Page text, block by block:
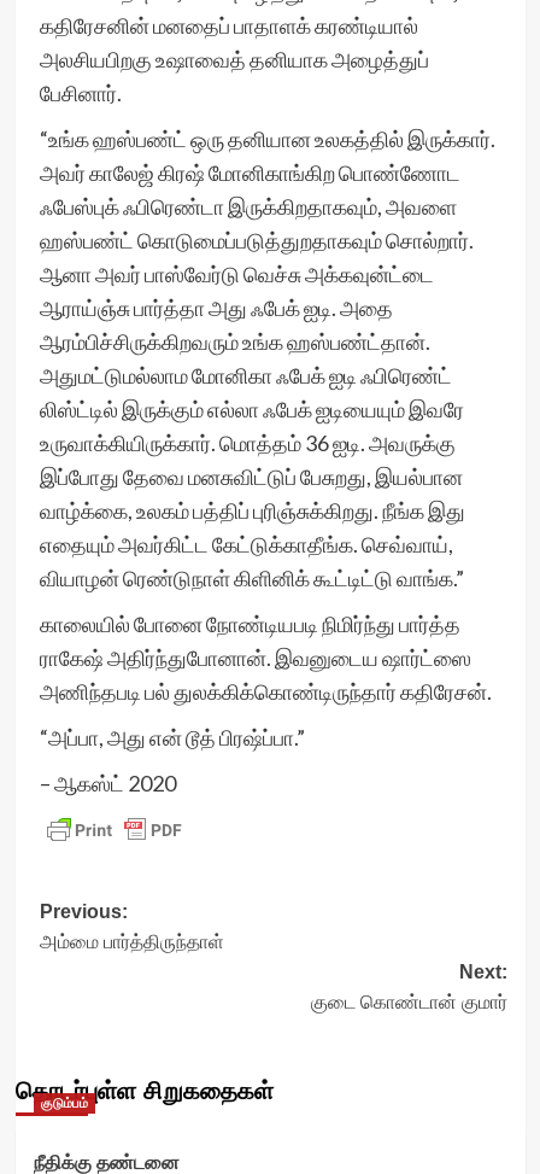
கதிரேசனின் மனதைப் பாதாளக் கரண்டியால்
அலசியபிறகு உஷாவைத் தனியாக அழைத்துப்
பேசினார்.
“உங்க ஹஸ்பண்ட் ஒரு தனியான உலகத்தில் இருக்கார்.
அவர் காலேஜ் கிரஷ் மோனிகாங்கிற பொண்ணோட
ஃபேஸ்புக் ஃபிரெண்டா இருக்கிறதாகவும், அவளை
ஹஸ்பண்ட் கொடுமைப்படுத்துறதாகவும் சொல்றார்.
ஆனா அவர் பாஸ்வேர்டு வெச்சு அக்கவுன்ட்டை
ஆராய்ஞ்சு பார்த்தா அது ஃபேக் ஐடி. அதை
ஆரம்பிச்சிருக்கிறவரும் உங்க ஹஸ்பண்ட்தான்.
அதுமட்டுமல்லாம மோனிகா ஃபேக் ஐடி ஃபிரெண்ட்
லிஸ்ட்டில் இருக்கும் எல்லா ஃபேக் ஐடியையும் இவரே
உருவாக்கியிருக்கார். மொத்தம் 36 ஐடி. அவருக்கு
இப்போது தேவை மனசுவிட்டுப் பேசுறது, இயல்பான
வாழ்க்கை, உலகம் பத்திப் புரிஞ்சுக்கிறது. நீங்க இது
எதையும் அவர்கிட்ட கேட்டுக்காதீங்க. செவ்வாய்,
வியாழன் ரெண்டுநாள் கிளினிக் கூட்டிட்டு வாங்க.”
காலையில் போனை நோண்டியபடி நிமிர்ந்து பார்த்த
ராகேஷ் அதிர்ந்துபோனான். இவனுடைய ஷார்ட்ஸை
அணிந்தபடி பல் துலக்கிக்கொண்டிருந்தார் கதிரேசன்.
“அப்பா, அது என் டூத் பிரஷ்ப்பா.”
– ஆகஸ்ட் 2020
Post
navigation
Previous:
அம்மை பார்த்திருந்தாள்
Next:
குடை கொண்டான் குமார்
தொடர்புள்ள சிறுகதைகள்
குடும்பம்
நீதிக்கு தண்டனை